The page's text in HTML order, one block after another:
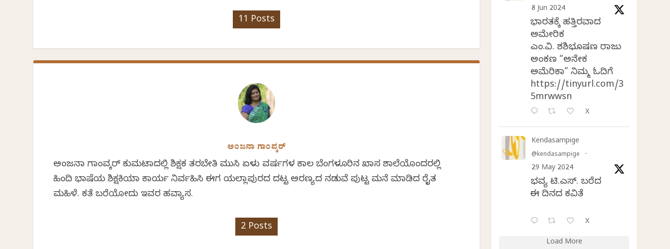
11 Posts
ಅಂಜನಾ ಗಾಂವ್ಕರ್
ಅಂಜನಾ ಗಾಂವ್ಕರ್ ಕುಮಟಾದಲ್ಲಿ ಶಿಕ್ಷಕ ತರಬೇತಿ ಮುಗಿಸಿ ಏಳು ವರ್ಷಗಳ ಕಾಲ ಬೆಂಗಳೂರಿನ ಖಾಸಗಿ ಶಾಲೆಯೊಂದರಲ್ಲಿ
ಹಿಂದಿ ಭಾಷೆಯ ಶಿಕ್ಷಕಿಯಾಗಿ ಕಾರ್ಯ ನಿರ್ವಹಿಸಿ ಈಗ ಯಲ್ಲಾಪುರದ ದಟ್ಟ ಅರಣ್ಯದ ನಡುವೆ ಪುಟ್ಟ ಮನೆ ಮಾಡಿದ ರೈತ
ಮಹಿಳೆ. ಕತೆ ಬರೆಯೋದು ಇವರ ಹವ್ಯಾಸ.
2 Posts
8 Jun 2024
ಭಾರತಕ್ಕೆ ಹತ್ತಿರವಾದ
ಅಮೇರಿಕ
ಎಂ.ವಿ. ಶಶಿಭೂಷಣ ರಾಜು
ಅಂಕಣ “ಅನೇಕ
ಅಮೆರಿಕಾ” ನಿಮ್ಮ ಓದಿಗೆ
https://tinyurl.com/3
5mrwwsn
X
Kendasampige
@kendasampige ·
29 May 2024
ಭವ್ಯ ಟಿ.ಎಸ್. ಬರೆದ
ಈ ದಿನದ ಕವಿತೆ
X
Load More